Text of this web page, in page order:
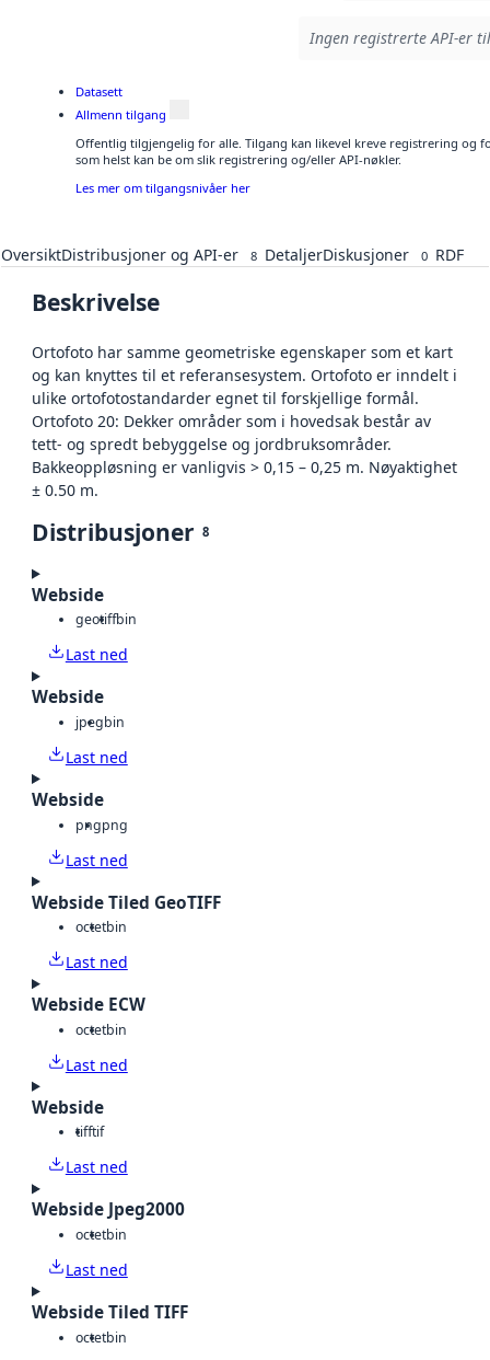
Ingen registrerte API-er
Datasett
Allmenn tilgang
Offentlig tilgjengelig for alle. Tilgang kan likevel kreve registrering og
som helst kan be om slik registrering og/eller API-nøkler.
Les mer om tilgangsnivåer her
OversiktDistribusjoner og API-er 8 DetaljerDiskusjoner 0 RDF
Beskrivelse
Ortofoto har samme geometriske egenskaper som et kart
og kan knyttes til et referansesystem. Ortofoto er inndelt i
ulike ortofotostandarder egnet til forskjellige formål.
Ortofoto 20: Dekker områder som i hovedsak består av
tett- og spredt bebyggelse og jordbruksområder.
Bakkeoppløsning er vanligvis > 0,15 – 0,25 m. Nøyaktighet
± 0.50 m.
Distribusjoner 8
Webside
geotiffbin
Last ned
Webside
jpegbin
Last ned
Webside
pngpng
Last ned
Webside Tiled GeoTIFF
octetbin
Last ned
Webside ECW
octetbin
Last ned
Webside
tifftif
Last ned
Webside Jpeg2000
octetbin
Last ned
Webside Tiled TIFF
octetbin